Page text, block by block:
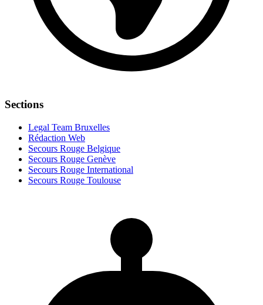
Sections
Legal Team Bruxelles
Rédaction Web
Secours Rouge Belgique
Secours Rouge Genève
Secours Rouge International
Secours Rouge Toulouse